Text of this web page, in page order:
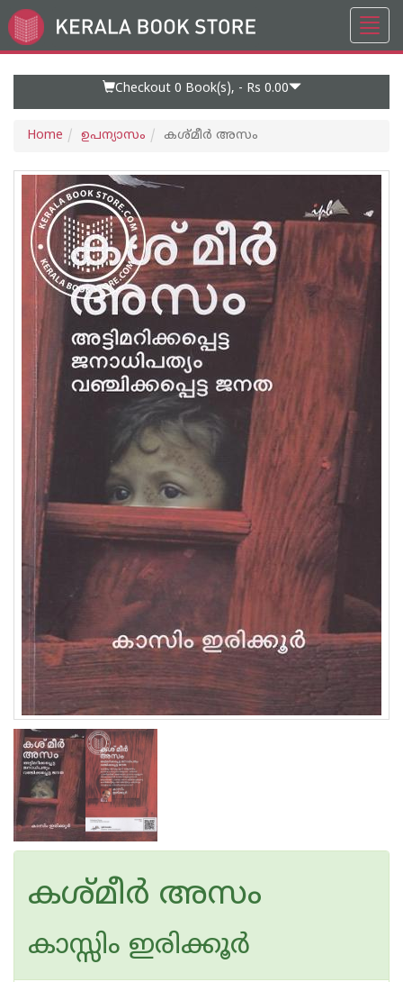
Go
to
Checkout 0 Book(s), - Rs 0.00
Home ഉപന്യാസം കശ്മീര്‍ അസം
കശ്മീര്‍ അസം
കാസ്സിം ഇരിക്കൂര്‍